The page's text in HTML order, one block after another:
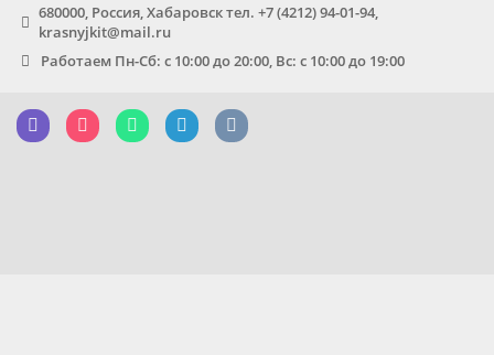
680000, Россия, Хабаровск тел. +7 (4212) 94-01-94,
krasnyjkit@mail.ru
Работаем Пн-Сб: с 10:00 до 20:00, Вс: с 10:00 до 19:00